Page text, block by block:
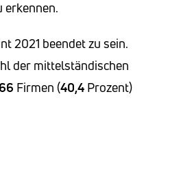
erkennen.
2021 beendet zu sein.
der mittelständischen
Firmen (40,4 Prozent)